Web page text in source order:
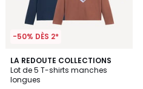
-50% DÈS 2*
LA REDOUTE COLLECTIONS
Lot de 5 T-shirts manches
longues
5
/
5